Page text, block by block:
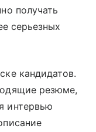
получать
серьезных
кандидатов.
резюме,
интервью